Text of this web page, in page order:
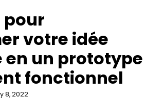
pour
votre idée
un prototype
fonctionnel
8, 2022